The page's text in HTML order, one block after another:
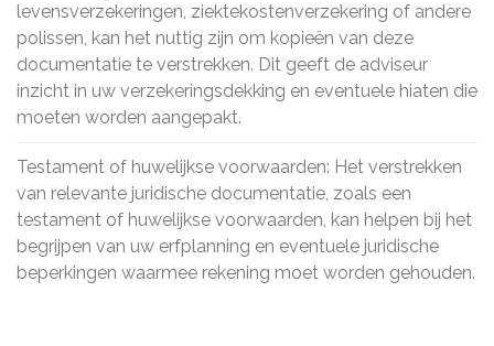
levensverzekeringen, ziektekostenverzekering of andere
polissen, kan het nuttig zijn om kopieën van deze
documentatie te verstrekken. Dit geeft de adviseur
inzicht in uw verzekeringsdekking en eventuele hiaten die
moeten worden aangepakt.
Testament of huwelijkse voorwaarden: Het verstrekken
van relevante juridische documentatie, zoals een
testament of huwelijkse voorwaarden, kan helpen bij het
begrijpen van uw erfplanning en eventuele juridische
beperkingen waarmee rekening moet worden gehouden.